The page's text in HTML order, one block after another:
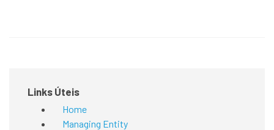
Links Úteis
Home
Managing Entity